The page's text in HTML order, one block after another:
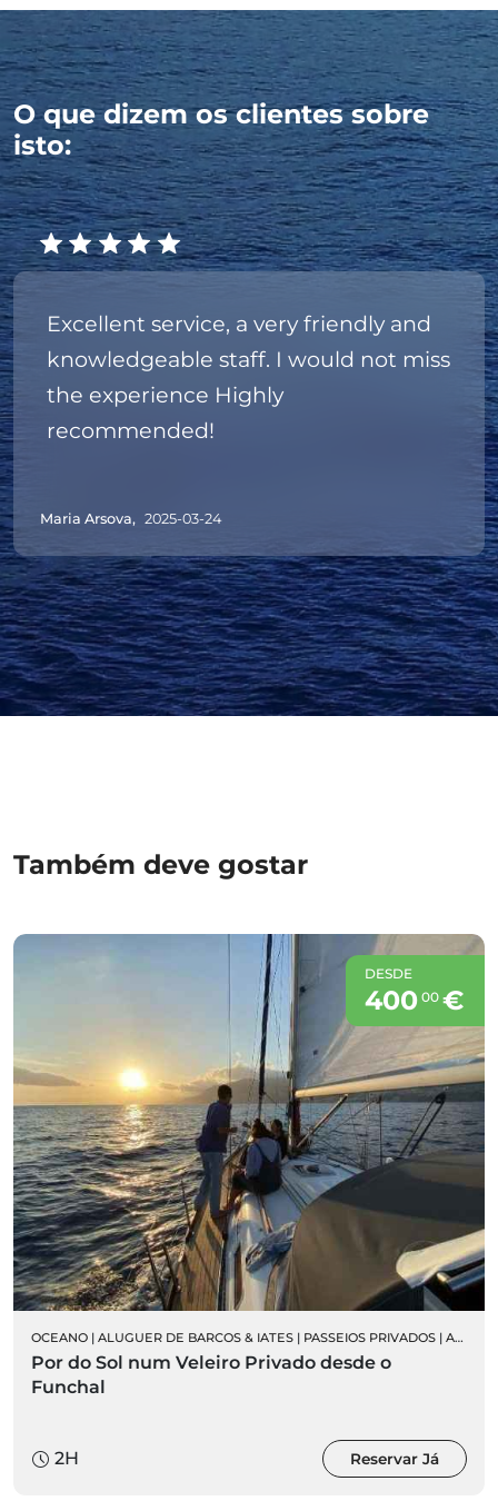
O que dizem os clientes sobre
isto:
Excellent service, a very friendly and
knowledgeable staff. I would not miss
the experience Highly
recommended!
Maria Arsova, 2025-03-24
Também deve gostar
DESDE
400 00€
OCEANO | ALUGUER DE BARCOS & IATES | PASSEIOS PRIVADOS | ALUGUER DE VELEIROS PRIVADOS
Por do Sol num Veleiro Privado desde o
Funchal
2H Reservar Já